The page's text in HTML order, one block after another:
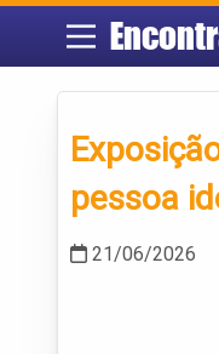
pessoa
21/06/2026